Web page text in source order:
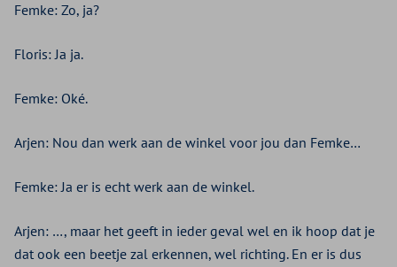
Femke: Zo, ja?
Floris: Ja ja.
Femke: Oké.
Arjen: Nou dan werk aan de winkel voor jou dan Femke…
Femke: Ja er is echt werk aan de winkel.
Arjen: …, maar het geeft in ieder geval wel en ik hoop dat je
dat ook een beetje zal erkennen, wel richting. En er is dus